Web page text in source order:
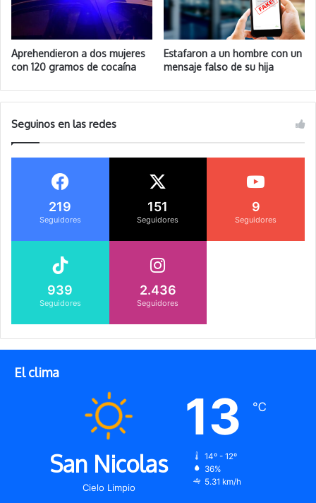
Aprehendieron a dos mujeres
con 120 gramos de cocaína
Estafaron a un hombre con un
mensaje falso de su hija
Seguinos en las redes
219
Seguidores
151
Seguidores
9
Seguidores
939
Seguidores
2.436
Seguidores
El clima
San Nicolas
Cielo Limpio
13 ℃
14º - 12º
36%
5.31 km/h